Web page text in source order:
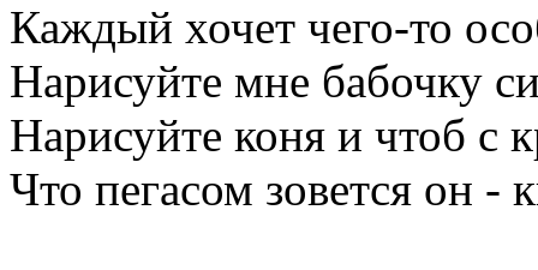
Каждый хочет чего-то
Нарисуйте мне бабочку
Нарисуйте коня и чтоб с
Что пегасом зовется он -